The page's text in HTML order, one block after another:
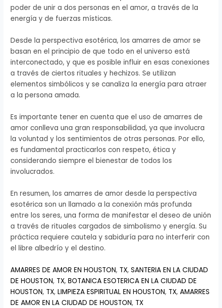
poder de unir a dos personas en el amor, a través de la
energía y de fuerzas místicas.
Desde la perspectiva esotérica, los amarres de amor se
basan en el principio de que todo en el universo está
interconectado, y que es posible influir en esas conexiones
a través de ciertos rituales y hechizos. Se utilizan
elementos simbólicos y se canaliza la energía para atraer
a la persona amada.
Es importante tener en cuenta que el uso de amarres de
amor conlleva una gran responsabilidad, ya que involucra
la voluntad y los sentimientos de otras personas. Por ello,
es fundamental practicarlos con respeto, ética y
considerando siempre el bienestar de todos los
involucrados.
En resumen, los amarres de amor desde la perspectiva
esotérica son un llamado a la conexión más profunda
entre los seres, una forma de manifestar el deseo de unión
a través de rituales cargados de simbolismo y energía. Su
práctica requiere cautela y sabiduría para no interferir con
el libre albedrío y el destino.
AMARRES DE AMOR EN HOUSTON, TX,SANTERIA EN LA CIUDAD
DE HOUSTON, TX,BOTANICA ESOTERICA EN LA CIUDAD DE
HOUSTON, TX,LIMPIEZA ESPIRITUAL EN HOUSTON, TX,AMARRES
DE AMOR EN LA CIUDAD DE HOUSTON, TX